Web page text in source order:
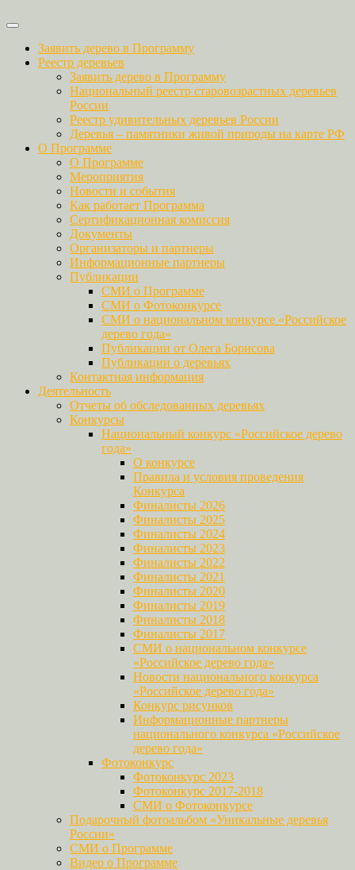
Заявить дерево в Программу
Реестр деревьев
Заявить дерево в Программу
Национальный реестр старовозрастных деревьев
России
Реестр удивительных деревьев России
Деревья – памятники живой природы на карте РФ
О Программе
О Программе
Мероприятия
Новости и события
Как работает Программа
Сертификационная комиссия
Документы
Организаторы и партнеры
Информационные партнеры
Публикации
СМИ о Программе
СМИ о Фотоконкурсе
СМИ о национальном конкурсе «Российское
дерево года»
Публикации от Олега Борисова
Публикации о деревьях
Контактная информация
Деятельность
Отчеты об обследованных деревьях
Конкурсы
Национальный конкурс «Российское дерево
года»
О конкурсе
Правила и условия проведения
Конкурса
Финалисты 2026
Финалисты 2025
Финалисты 2024
Финалисты 2023
Финалисты 2022
Финалисты 2021
Финалисты 2020
Финалисты 2019
Финалисты 2018
Финалисты 2017
СМИ о национальном конкурсе
«Российское дерево года»
Новости национального конкурса
«Российское дерево года»
Конкурс рисунков
Информационные партнеры
национального конкурса «Российское
дерево года»
Фотоконкурс
Фотоконкурс 2023
Фотоконкурс 2017-2018
СМИ о Фотоконкурсе
Подарочный фотоальбом «Уникальные деревья
России»
СМИ о Программе
Видео о Программе